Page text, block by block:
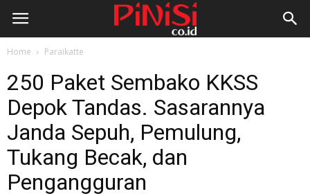
Home Paraikatte
250 Paket Sembako KKSS
Depok Tandas. Sasarannya
Janda Sepuh, Pemulung,
Tukang Becak, dan
Pengangguran